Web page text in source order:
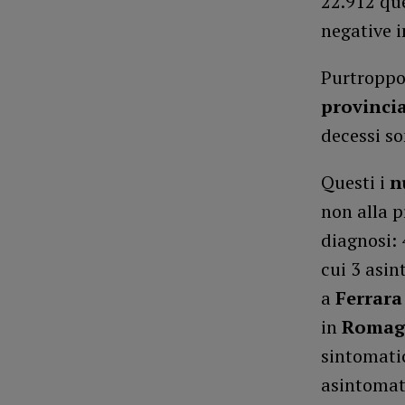
negative
decessi
Questi i
non alla
diagnosi:
cui 3
a Ferrara
in